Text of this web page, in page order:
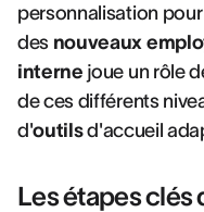
personnalisation
des nouveaux
interne joue un rôle
de ces différents
d'outilsd'accueil
Les étapes clés